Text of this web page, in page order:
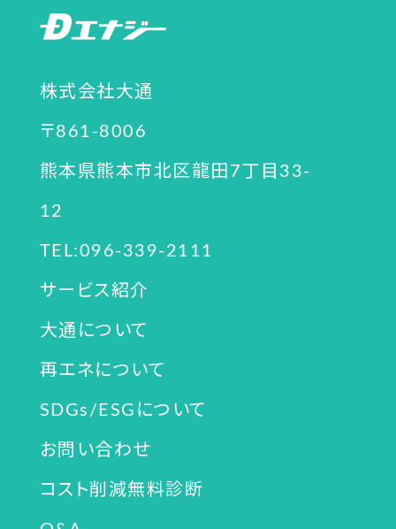
株式会社大通
〒861-8006
熊本県熊本市北区龍田7丁目33-
12
TEL:096-339-2111
サービス紹介
大通について
再エネについて
SDGs/ESGについて
お問い合わせ
コスト削減無料診断